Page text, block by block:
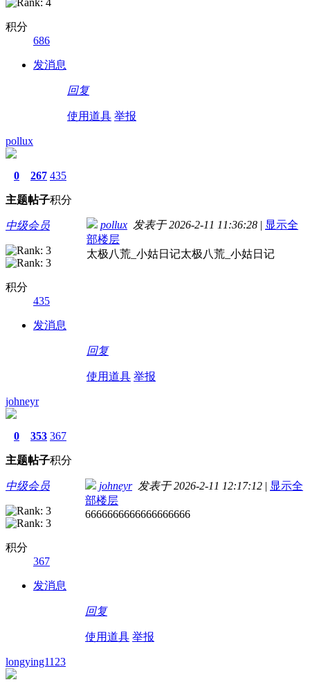
积分
686
发消息
回复
使用道具 举报
pollux
0
主题
267
帖子
435
积分
中级会员
积分
435
发消息
pollux 发表于 2026-2-11 11:36:28 | 显示全
部楼层
太极八荒_小姑日记太极八荒_小姑日记
回复
使用道具 举报
johneyr
0
主题
353
帖子
367
积分
中级会员
积分
367
发消息
johneyr发表于 2026-2-11 12:17:12 | 显示全
部楼层
6666666666666666666
回复
使用道具 举报
longying1123